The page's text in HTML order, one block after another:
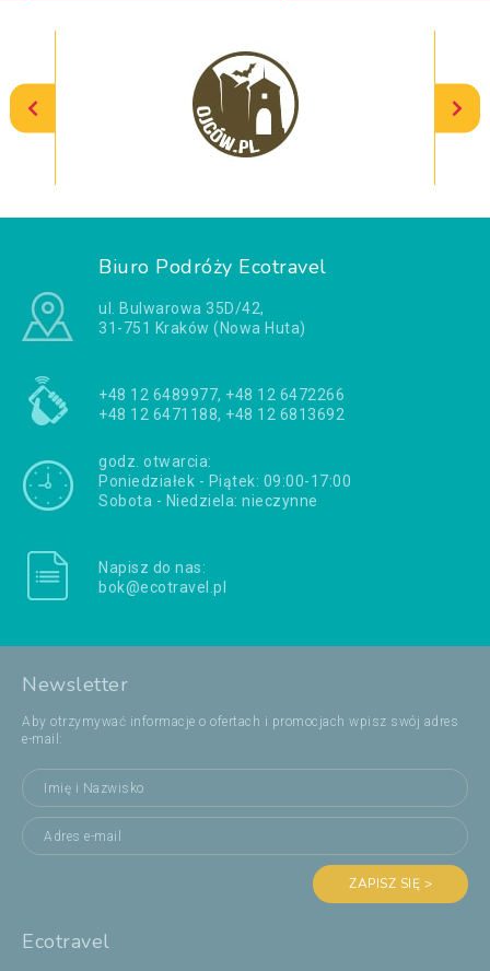
Biuro Podróży Ecotravel
ul. Bulwarowa 35D/42,
31-751 Kraków (Nowa Huta)
+48 12 6489977, +48 12 6472266
+48 12 6471188, +48 12 6813692
godz. otwarcia:
Poniedziałek - Piątek: 09:00-17:00
Sobota - Niedziela: nieczynne
Napisz do nas:
bok@ecotravel.pl
Newsletter
Aby otrzymywać informacje o ofertach i promocjach wpisz swój adres
e-mail:
ZAPISZ SIĘ >
Ecotravel